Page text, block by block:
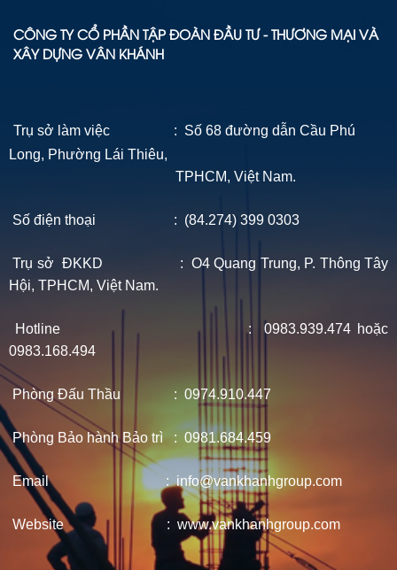
CÔNG TY CỔ PHẦN TẬP ĐOÀN ĐẦU TƯ - THƯƠNG MẠI VÀ
XÂY DỰNG VÂN KHÁNH
Trụ sở làm việc : Số 68 đường dẫn Cầu Phú
Long, Phường Lái Thiêu,
TPHCM, Việt Nam.
Số điện thoại : (84.274) 399 0303
Trụ sở ĐKKD : O4 Quang Trung, P. Thông Tây
Hội, TPHCM, Việt Nam.
Hotline : 0983.939.474 hoặc
0983.168.494
Phòng Đấu Thầu : 0974.910.447
Phòng Bảo hành Bảo trì : 0981.684.459
Email : info@vankhanhgroup.com
Website : www.vankhanhgroup.com